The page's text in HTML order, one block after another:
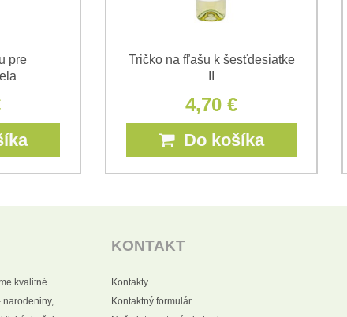
pre
Tričko na fľašu k šesťdesiatke
4,70 €
Do košíka
kvalitné
narodeniny,
KONTAKT
Kontakty
Kontaktný formulár